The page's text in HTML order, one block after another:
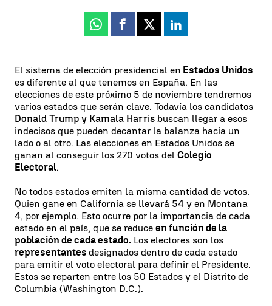
Whatsapp
Facebook
X Linkedin
El sistema de elección presidencial en Estados Unidos
es diferente al que tenemos en España. En las
elecciones de este próximo 5 de noviembre tendremos
varios estados que serán clave. Todavía los candidatos
Donald Trump y Kamala Harris buscan llegar a esos
indecisos que pueden decantar la balanza hacia un
lado o al otro. Las elecciones en Estados Unidos se
ganan al conseguir los 270 votos del Colegio
Electoral.
No todos estados emiten la misma cantidad de votos.
Quien gane en California se llevará 54 y en Montana
4, por ejemplo. Esto ocurre por la importancia de cada
estado en el país, que se reduce en función de la
población de cada estado. Los electores son los
representantes designados dentro de cada estado
para emitir el voto electoral para definir el Presidente.
Estos se reparten entre los 50 Estados y el Distrito de
Columbia (Washington D.C.).